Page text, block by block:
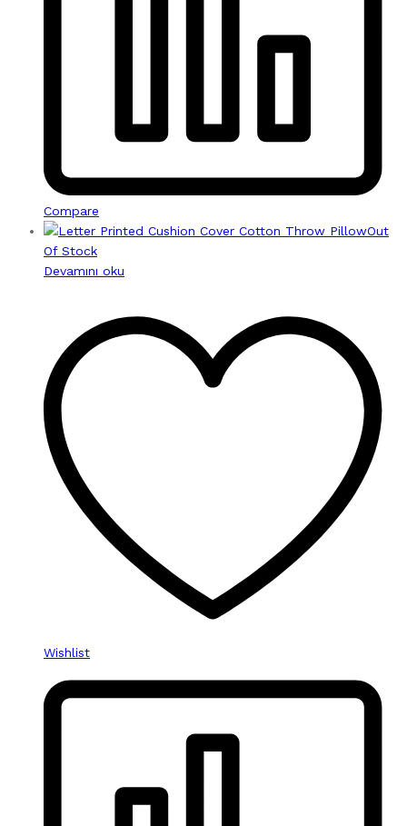
Compare
Out
Of Stock
Devamını oku
Wishlist